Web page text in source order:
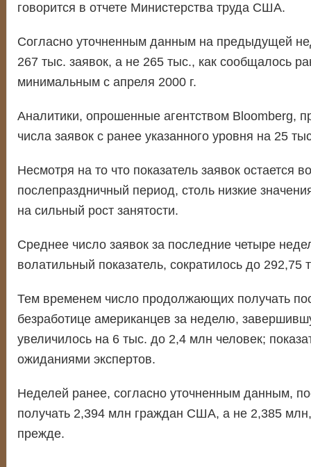
говорится в отчете Министерства труда США.
Согласно уточненным данным на предыдущей
267 тыс. заявок, а не 265 тыс., как сообщалось
минимальным с апреля 2000 г.
Аналитики, опрошенные агентством Bloomberg,
числа заявок с ранее указанного уровня на 25
Несмотря на то что показатель заявок остается
послепраздничный период, столь низкие
на сильный рост занятости.
Среднее число заявок за последние четыре
волатильный показатель, сократилось до 292,75
Тем временем число продолжающих получать
безработице американцев за неделю,
увеличилось на 6 тыс. до 2,4 млн человек;
ожиданиями экспертов.
Неделей ранее, согласно уточненным данным,
получать 2,394 млн граждан США, а не 2,385
прежде.